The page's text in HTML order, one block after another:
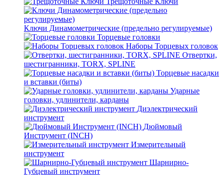
Ключи Динамометрические (предельно регулируемые)
Торцевые головки
Наборы Торцевых головок
Отвертки,
шестигранники, TORX, SPLINE
Торцевые насадки
и вставки (биты)
Ударные
головки, удлинители, карданы
Диэлектрический
инструмент
Дюймовый
Инструмент (INCH)
Измерительный
инструмент
Шарнирно-
Губцевый инструмент